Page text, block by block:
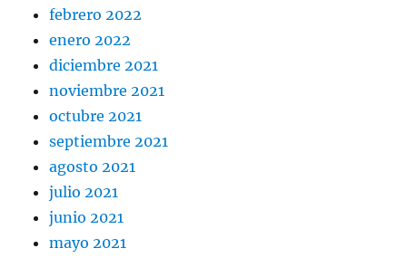
febrero 2022
enero 2022
diciembre 2021
noviembre 2021
octubre 2021
septiembre 2021
agosto 2021
julio 2021
junio 2021
mayo 2021